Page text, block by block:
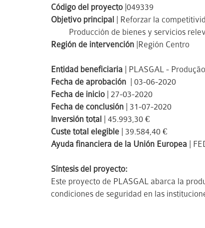
Código del proyecto |049339
Objetivo principal | Reforzar la
Producción de bienes y servicios
Región de intervención |Región Centro
Entidad beneficiaria | PLASGAL -
Fecha de aprobación | 03-06-2020
Fecha de inicio | 27-03-2020
Fecha de conclusión | 31-07-2020
Inversión total | 45.993,30 €
Custe total elegible | 39.584,40 €
Ayuda financiera de la Unión Europea |
Síntesis del proyecto:
Este proyecto de PLASGAL abarca la
condiciones de seguridad en las